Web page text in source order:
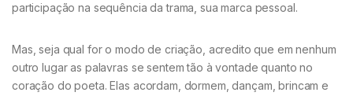
participação na sequência da trama, sua marca pessoal.
Mas, seja qual for o modo de criação, acredito que em nenhum
outro lugar as palavras se sentem tão à vontade quanto no
coração do poeta. Elas acordam, dormem, dançam, brincam e